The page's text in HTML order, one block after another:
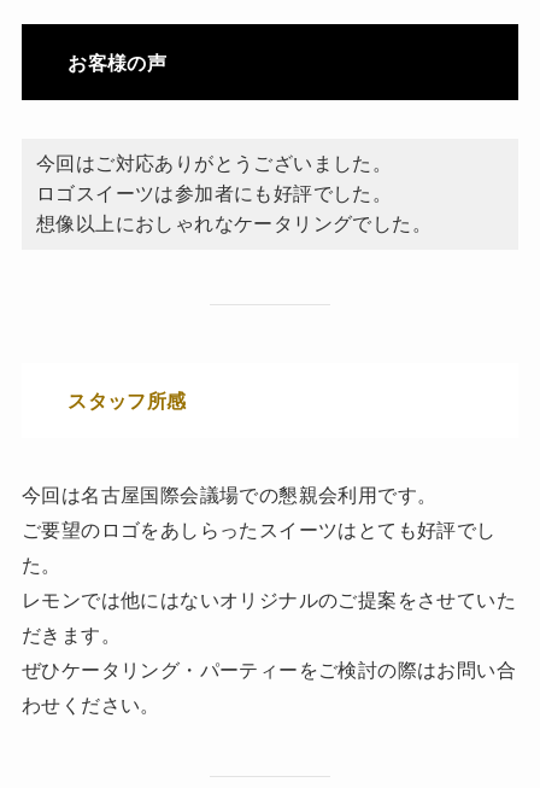
お客様の声
今回はご対応ありがとうございました。
ロゴスイーツは参加者にも好評でした。
想像以上におしゃれなケータリングでした。
スタッフ所感
今回は名古屋国際会議場での懇親会利用です。
ご要望のロゴをあしらったスイーツはとても好評でし
た。
レモンでは他にはないオリジナルのご提案をさせていた
だきます。
ぜひケータリング・パーティーをご検討の際はお問い合
わせください。